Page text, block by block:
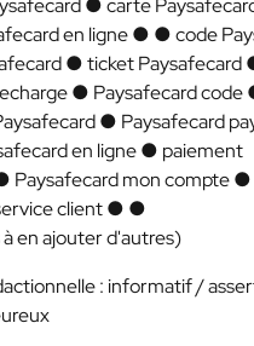
● carte
en ligne ● ● code
● ticket Paysafecard
● Paysafecard code
● Paysafecard
en ligne ● paiement
Paysafecard mon compte ●
client ● ●
en ajouter d'autres)
: informatif /